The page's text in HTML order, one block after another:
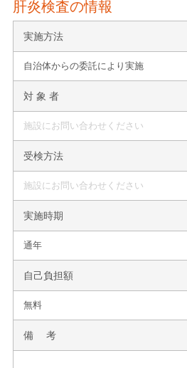
肝炎検査の情報
実施方法
自治体からの委託により実施
対 象 者
施設にお問い合わせください
受検方法
施設にお問い合わせください
実施時期
通年
自己負担額
無料
備 考